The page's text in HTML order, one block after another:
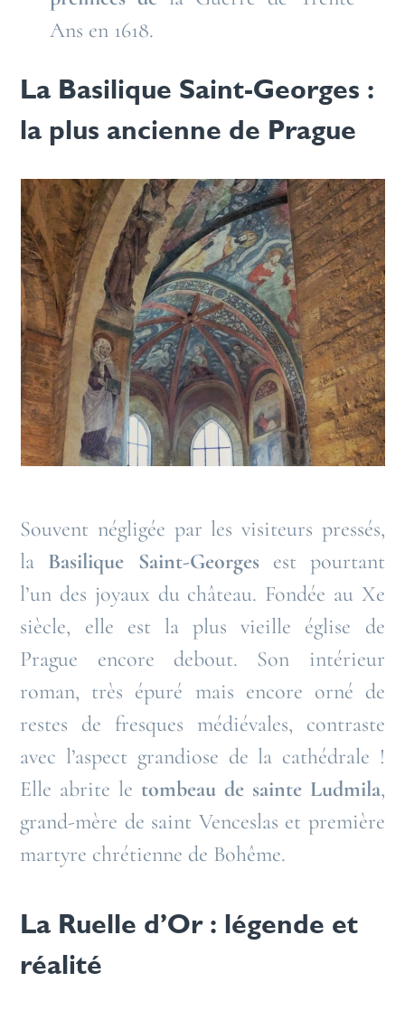
Ans en 1618.
La Basilique Saint-Georges :
la plus ancienne de Prague
Souvent négligée par les visiteurs pressés,
la Basilique Saint-Georgesest pourtant
l’un des joyaux du château. Fondée au Xe
siècle, elle est la plus vieille église de
Prague encore debout. Son intérieur
roman, très épuré mais encore orné de
restes de fresques médiévales, contraste
avec l’aspect grandiose de la cathédrale !
Elle abrite le tombeau de sainte Ludmila,
grand-mère de saint Venceslas et première
martyre chrétienne de Bohême.
La Ruelle d’Or : légende et
réalité